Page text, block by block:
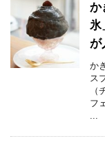
か
氷
が
か
ス
フ
...